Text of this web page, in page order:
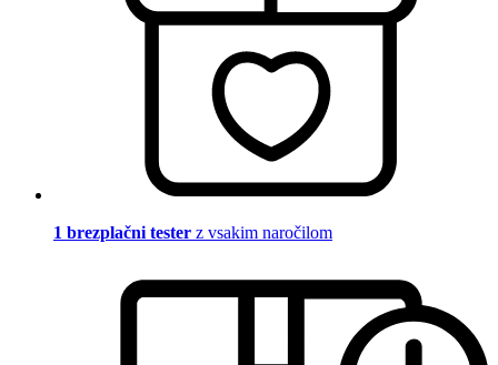
1 brezplačni tester z vsakim naročilom